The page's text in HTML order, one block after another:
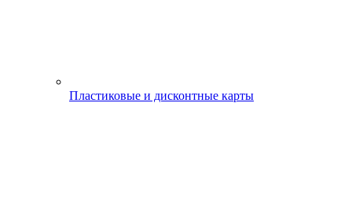
Пластиковые и дисконтные карты